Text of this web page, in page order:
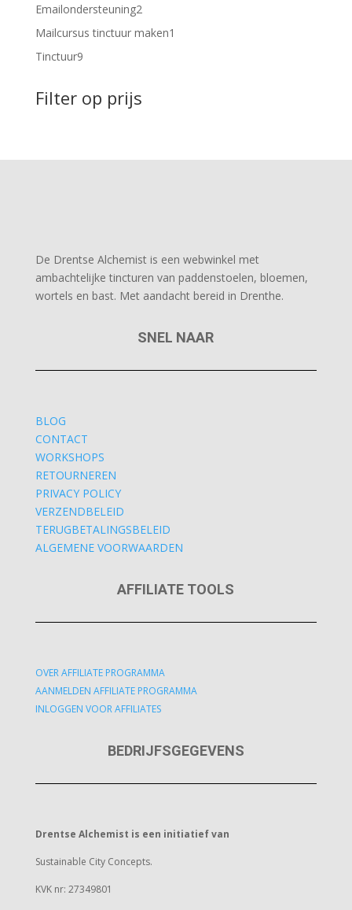
Emailondersteuning22
producten
Mailcursus tinctuur maken1
Tinctuur99
Filter op prijs
De Drentse Alchemist is een webwinkel met
ambachtelijke tincturen van paddenstoelen, bloemen,
wortels en bast. Met aandacht bereid in Drenthe.
SNEL NAAR
BLOG
CONTACT
WORKSHOPS
RETOURNEREN
PRIVACY POLICY
VERZENDBELEID
TERUGBETALINGSBELEID
ALGEMENE VOORWAARDEN
AFFILIATE TOOLS
OVER AFFILIATE PROGRAMMA
AANMELDEN AFFILIATE PROGRAMMA
INLOGGEN VOOR AFFILIATES
BEDRIJFSGEGEVENS
Drentse Alchemist is een initiatief van
Sustainable City Concepts.
KVK nr: 27349801